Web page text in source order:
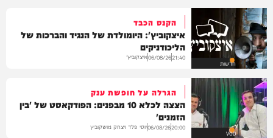
חדשות
הקנס הכבד
איצקוביץ': היומולדת של הנגיד והברכות של
הליכודניקים
21:40
06/08/26איצקוביץ'
VOD
הגרלה על חופשת ענק
הצצה לכלא 10 מבפנים: הפודקאסט של 'בין
הזמנים'
20:00
06/08/26יוסי פלד ויצחק מושקוביץ